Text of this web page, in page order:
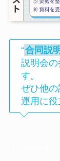
“合同説
説明会
す。
ぜひ他
運用に役